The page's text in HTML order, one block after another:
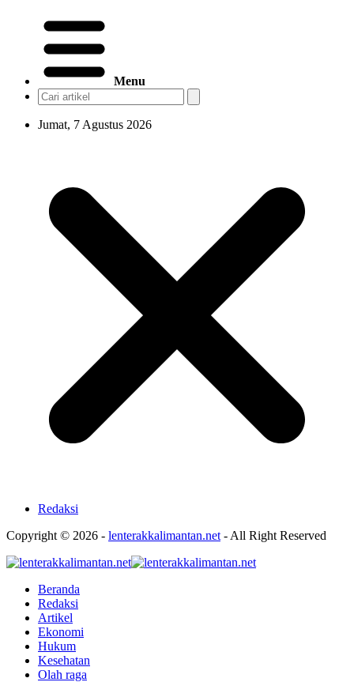
Menu
Jumat, 7 Agustus 2026
Redaksi
Copyright © 2026 - lenterakkalimantan.net - All Right Reserved
Beranda
Redaksi
Artikel
Ekonomi
Hukum
Kesehatan
Olah raga